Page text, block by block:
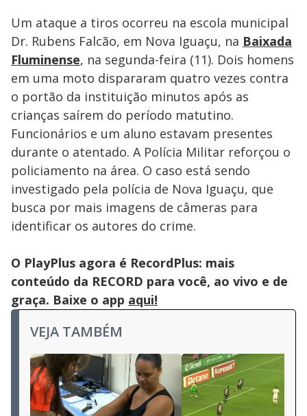
Um ataque a tiros ocorreu na escola municipal
Dr. Rubens Falcão, em Nova Iguaçu, na Baixada
Fluminense, na segunda-feira (11). Dois homens
em uma moto dispararam quatro vezes contra
o portão da instituição minutos após as
crianças saírem do período matutino.
Funcionários e um aluno estavam presentes
durante o atentado. A Polícia Militar reforçou o
policiamento na área. O caso está sendo
investigado pela polícia de Nova Iguaçu, que
busca por mais imagens de câmeras para
identificar os autores do crime.
O PlayPlus agora é RecordPlus: mais
conteúdo da RECORD para você, ao vivo e de
graça. Baixe o app aqui!
VEJA TAMBÉM